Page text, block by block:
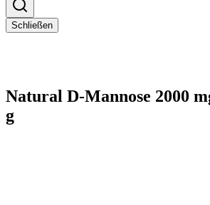
Schließen
Natural D-Mannose 2000
g